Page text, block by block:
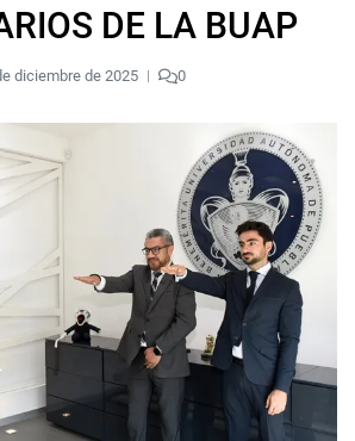
DE LA BUAP
diciembre de 2025 0